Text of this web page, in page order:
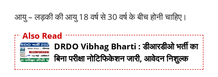
आयु – लड़की की आयु 18 वर्ष से 30 वर्ष के बीच होनी चाहिए।
Also Read
DRDO Vibhag Bharti : डीआरडीओ भर्ती का
बिना परीक्षा नोटिफिकेशन जारी, आवेदन निशुल्क